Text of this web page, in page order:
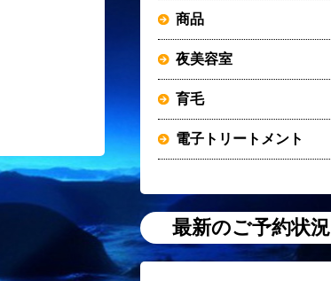
商品
夜美容室
育毛
電子トリートメント
最新のご予約状況